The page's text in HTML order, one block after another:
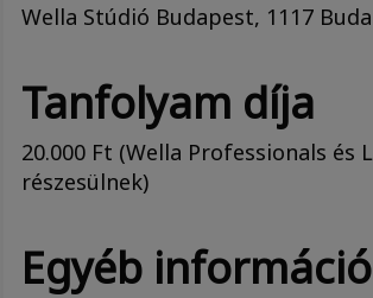
Wella Stúdió Budapest, 1117
Tanfolyam díja
20.000 Ft (Wella Professionals és
részesülnek)
Egyéb